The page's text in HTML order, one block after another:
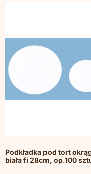
Podkładka pod tort
biała fi 28cm, op.100